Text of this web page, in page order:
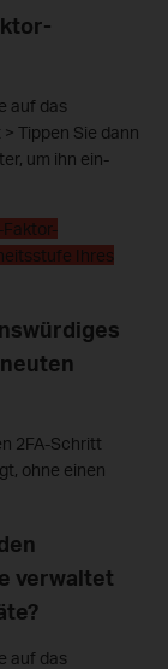
auf das
Tippen Sie dann
um ihn ein-
Faktor-
Ihres
2FA-Schritt
ohne einen
verwaltet
auf das